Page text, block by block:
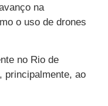
na
o uso de drones
no Rio de
principalmente, ao